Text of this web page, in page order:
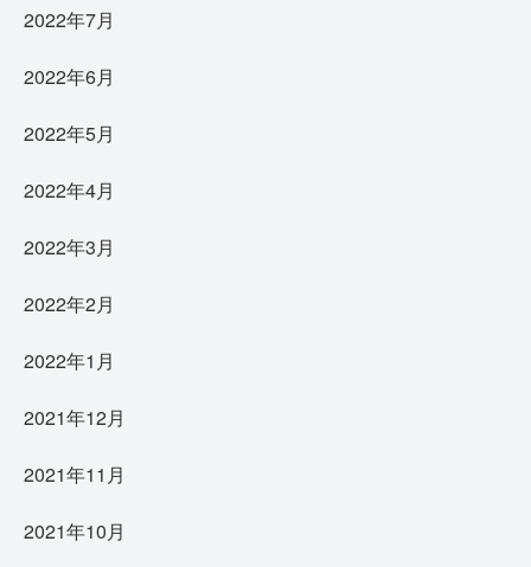
2022年7月
2022年6月
2022年5月
2022年4月
2022年3月
2022年2月
2022年1月
2021年12月
2021年11月
2021年10月